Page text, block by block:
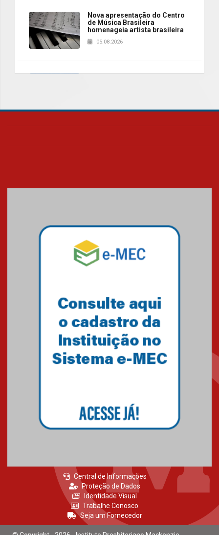
Nova apresentação do Centro
de Música Brasileira
homenageia artista brasileira
05.08.2026
Universidade Mackenzie
das novas tecnologias em
04.08.2026
Como o Colégio Mackenzie
Brasília prepara seus
Como os pais podem investir
na educação dos filhos além da
escola
docentes para debater
inovação e desafios da
educação superior
04.08.2026
Central de Informações
Proteção de Dados
Identidade Visual
Trabalhe Conosco
Seja um Fornecedor